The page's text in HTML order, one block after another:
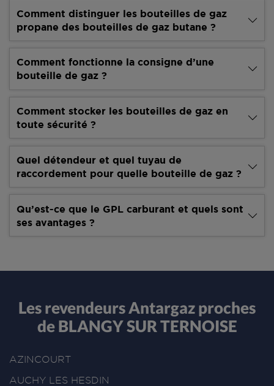
Comment distinguer les bouteilles de gaz
propane des bouteilles de gaz butane ?
Comment fonctionne la consigne d’une
bouteille de gaz ?
Comment stocker les bouteilles de gaz en
toute sécurité ?
Quel détendeur et quel tuyau de
raccordement pour quelle bouteille de gaz ?
Qu’est-ce que le GPL carburant et quels sont
ses avantages ?
Les revendeurs Antargaz proches
de BLANGY SUR TERNOISE
AZINCOURT
AUCHY LES HESDIN